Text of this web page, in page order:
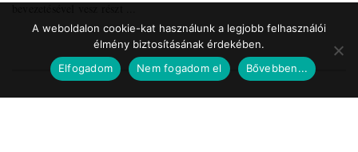
A weboldalon cookie-kat használunk a legjobb felhasználói
élmény biztosításának érdekében.
Elfogadom
Nem fogadom el Bővebben...